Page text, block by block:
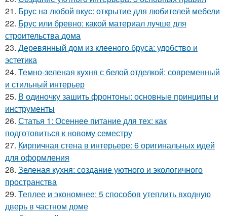
21. Брус на любой вкус: открытие для любителей мебели
22. Брус или бревно: какой материал лучше для
строительства дома
23. Деревянный дом из клееного бруса: удобство и
эстетика
24. Темно-зеленая кухня с белой отделкой: современный
и стильный интерьер
25. В одиночку зашить фронтоны: основные принципы и
инструменты
26. Статья 1: Осеннее питание для тех: как
подготовиться к новому семестру
27. Кирпичная стена в интерьере: 6 оригинальных идей
для оформления
28. Зеленая кухня: создание уютного и экологичного
пространства
29. Теплее и экономнее: 5 способов утеплить входную
дверь в частном доме